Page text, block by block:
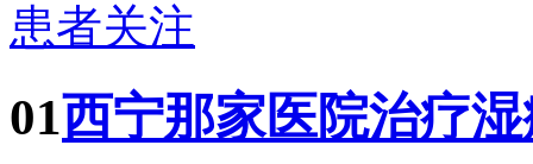
患者关注
01西宁那家医院治疗